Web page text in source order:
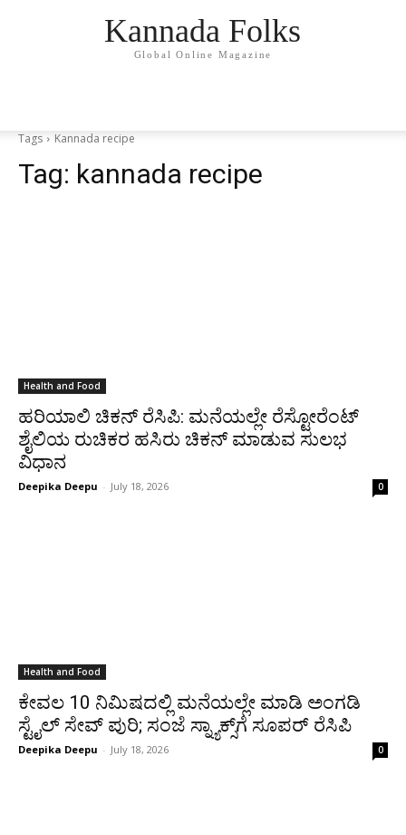
Kannada Folks
Global Online Magazine
Tags Kannada recipe
Tag: kannada recipe
Health and Food
ಹರಿಯಾಲಿ ಚಿಕನ್ ರೆಸಿಪಿ: ಮನೆಯಲ್ಲೇ ರೆಸ್ಟೋರೆಂಟ್
ಶೈಲಿಯ ರುಚಿಕರ ಹಸಿರು ಚಿಕನ್ ಮಾಡುವ ಸುಲಭ
ವಿಧಾನ
Deepika Deepu - July 18, 2026 0
Health and Food
ಕೇವಲ 10 ನಿಮಿಷದಲ್ಲಿ ಮನೆಯಲ್ಲೇ ಮಾಡಿ ಅಂಗಡಿ
ಸ್ಟೈಲ್ ಸೇವ್ ಪುರಿ; ಸಂಜೆ ಸ್ನ್ಯಾಕ್ಸ್‌ಗೆ ಸೂಪರ್ ರೆಸಿಪಿ
Deepika Deepu - July 18, 2026 0